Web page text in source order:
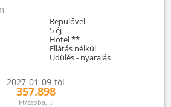
Repülővel
5 éj
Hotel **
Ellátás nélkül
Üdülés - nyaralás
2027-01-09-tól
357.898
Ft/szoba,...